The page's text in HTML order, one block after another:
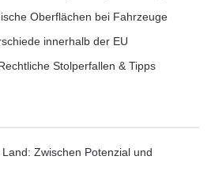
Service Bus als
Alle Komponenten
für die Sicherheit
Oberflächen bei Fahrzeuge
innerhalb der EU
Stolperfallen & Tipps
Zwischen Potenzial und